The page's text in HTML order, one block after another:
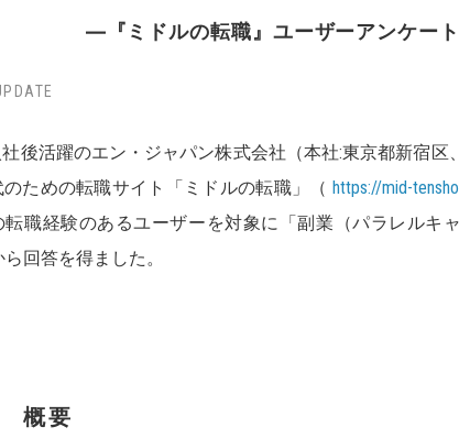
―『ミドルの転職』ユーザーアンケー
後活躍のエン・ジャパン株式会社（本社:東京都新宿区
ための転職サイト「ミドルの転職」（ https://mid-
転職経験のあるユーザーを対象に「副業（パラレルキ
回答を得ました。
概要